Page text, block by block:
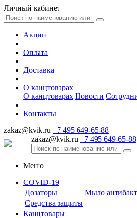
Личный кабинет
Акции
Оплата
Доставка
О канцтоварах
О канцтоварах Новости
Контакты
zakaz@kvik.ru +7 495 649-65-88
zakaz@kvik.ru +7 495 649-65-88
Меню
COVID-19
Дозаторы
Мыло
Средства защиты
Канцтовары